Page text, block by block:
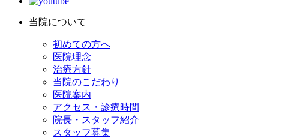
当院について
初めての方へ
医院理念
治療方針
当院のこだわり
医院案内
アクセス・診療時間
院長・スタッフ紹介
スタッフ募集